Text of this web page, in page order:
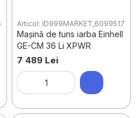
Articol: ID999MARKET_6099517
Mașină de tuns iarba Einhell
GE-CM 36 Li XPWR
7 489 Lei